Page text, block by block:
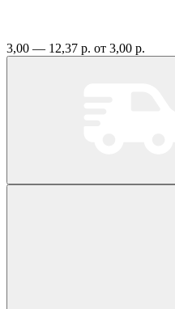
3,00 — 12,37 р. от 3,00 р.